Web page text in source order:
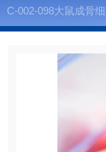
C-002-098大鼠成骨